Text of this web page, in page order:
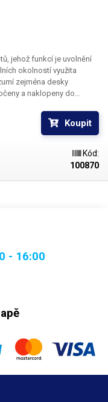
jehož funkcí je uvolnění
okolností využita
zejména desky
a naklopeny do
spolehlivě a rychle uchytí
Koupit
Kód:
100870
- 16:00